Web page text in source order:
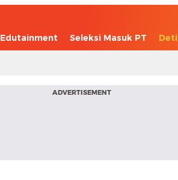
Edutainment Seleksi Masuk PT
ADVERTISEMENT